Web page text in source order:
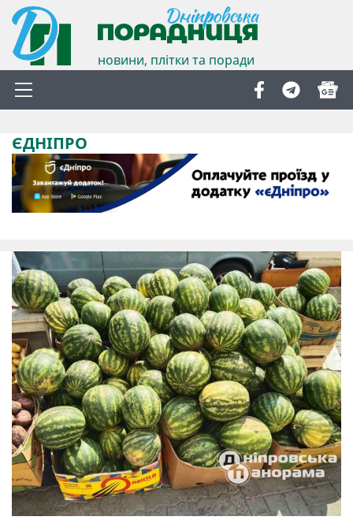
новини, плітки та поради
ЄДНІПРО